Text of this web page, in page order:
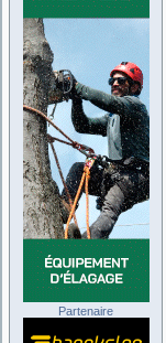
Partenaire